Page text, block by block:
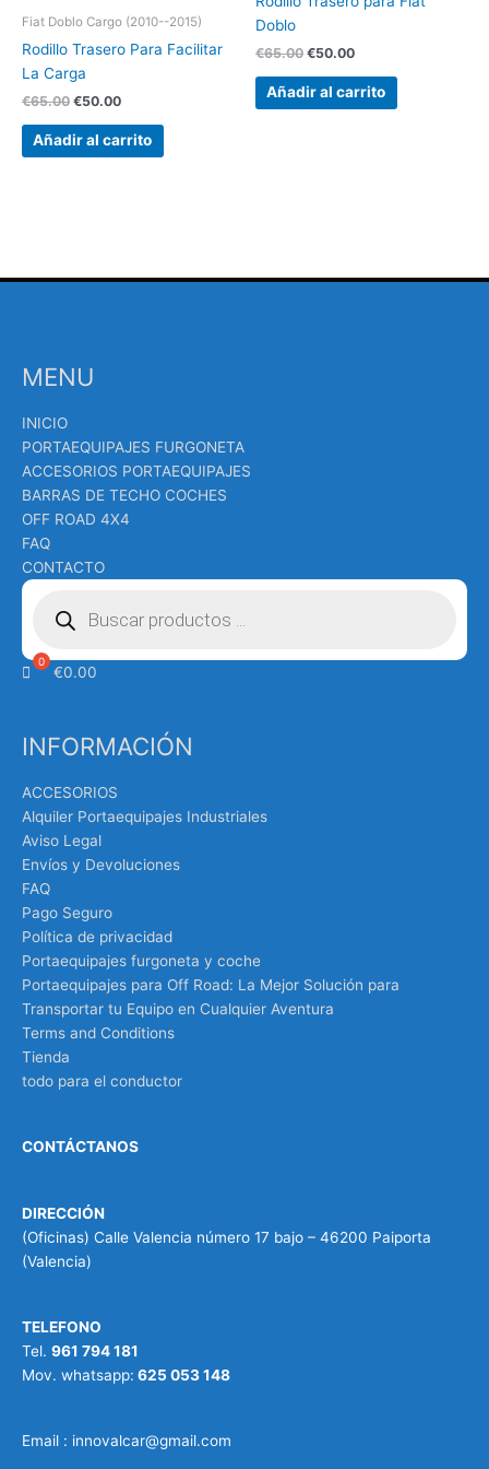
Fiat Doblo Cargo (2010--2015)
Rodillo Trasero Para Facilitar
La Carga
€65.00 €50.00
Añadir al carrito
Doblo
€65.00 €50.00
Añadir al carrito
MENU
INICIO
PORTAEQUIPAJES FURGONETA
ACCESORIOS PORTAEQUIPAJES
BARRAS DE TECHO COCHES
OFF ROAD 4X4
FAQ
CONTACTO
Búsqueda
productos
€0.00
INFORMACIÓN
ACCESORIOS
Alquiler Portaequipajes Industriales
Aviso Legal
Envíos y Devoluciones
FAQ
Pago Seguro
Política de privacidad
Portaequipajes furgoneta y coche
Portaequipajes para Off Road: La Mejor Solución para
Transportar tu Equipo en Cualquier Aventura
Terms and Conditions
Tienda
todo para el conductor
CONTÁCTANOS
DIRECCIÓN
(Oficinas) Calle Valencia número 17 bajo – 46200 Paiporta
(Valencia)
TELEFONO
Tel. 961 794 181
Mov. whatsapp: 625 053 148
Email : innovalcar@gmail.com